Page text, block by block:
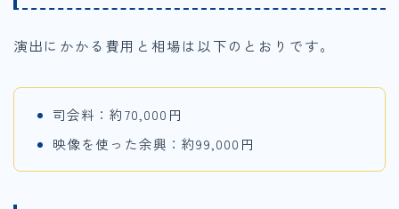
演出にかかる費用と相場は以下のとおりです。
司会料：約70,000円
映像を使った余興：約99,000円